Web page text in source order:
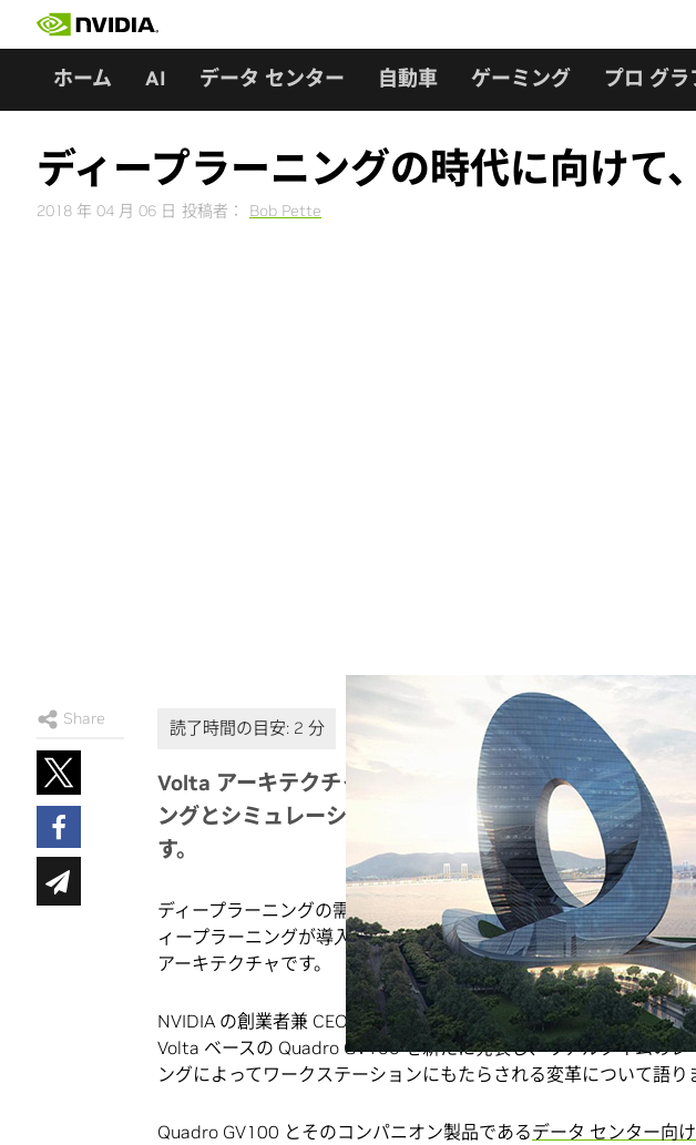
ホーム AI データ センター 自動車 ゲーミング プロ グラ
ディープラーニングの時代に向け
2018 年 04 月 06 日 投稿者： Bob Pette
Share
Volta アーキテクチャを採用した Quadro GV100 は、こ
ングとシミュレーションの機能をデザイナー、エンジニ
す。
ディープラーニングの需要が高まり続ける中で、既に業務のあり方
ィープラーニングが導入されたワークフローのさらなる進化を牽引
アーキテクチャです。
NVIDIA の創業者兼 CEO のジェンスン フアンはGPU テクノロジ カ
Volta ベースの Quadro GV100 を新たに発表し、リアルタイムのレ
ングによってワークステーションにもたらされる変革について語り
Quadro GV100 とそのコンパニオン製品であるデータ センター向